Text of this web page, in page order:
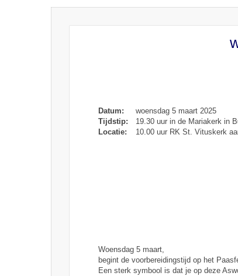
Datum:
woensdag 5 maart 2025
Tijdstip:
19.30 uur in de Mariakerk in
Locatie:
10.00 uur RK St. Vituskerk
Woensdag 5 maart,
begint de voorbereidingstijd op het
Een sterk symbool is dat je op deze